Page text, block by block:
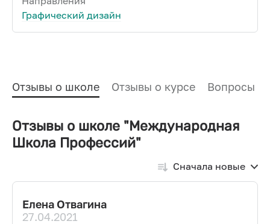
Графический дизайн
Отзывы о школе Отзывы о курсе Вопросы и
Отзывы о школе "Международная
Школа Профессий"
Сначала новые
Елена Отвагина
27.04.2021